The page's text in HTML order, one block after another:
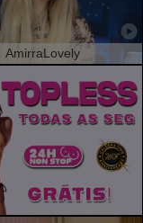
AmirraLovely